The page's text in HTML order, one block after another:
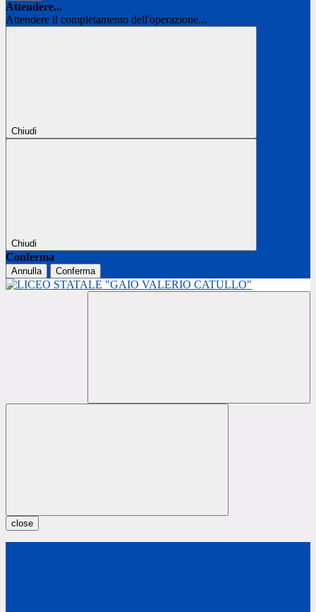
Attendere...
Attendere il completamento dell'operazione...
Chiudi
Chiudi
Conferma
Annulla Conferma
close